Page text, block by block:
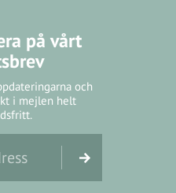
på vårt
och
i mejlen helt